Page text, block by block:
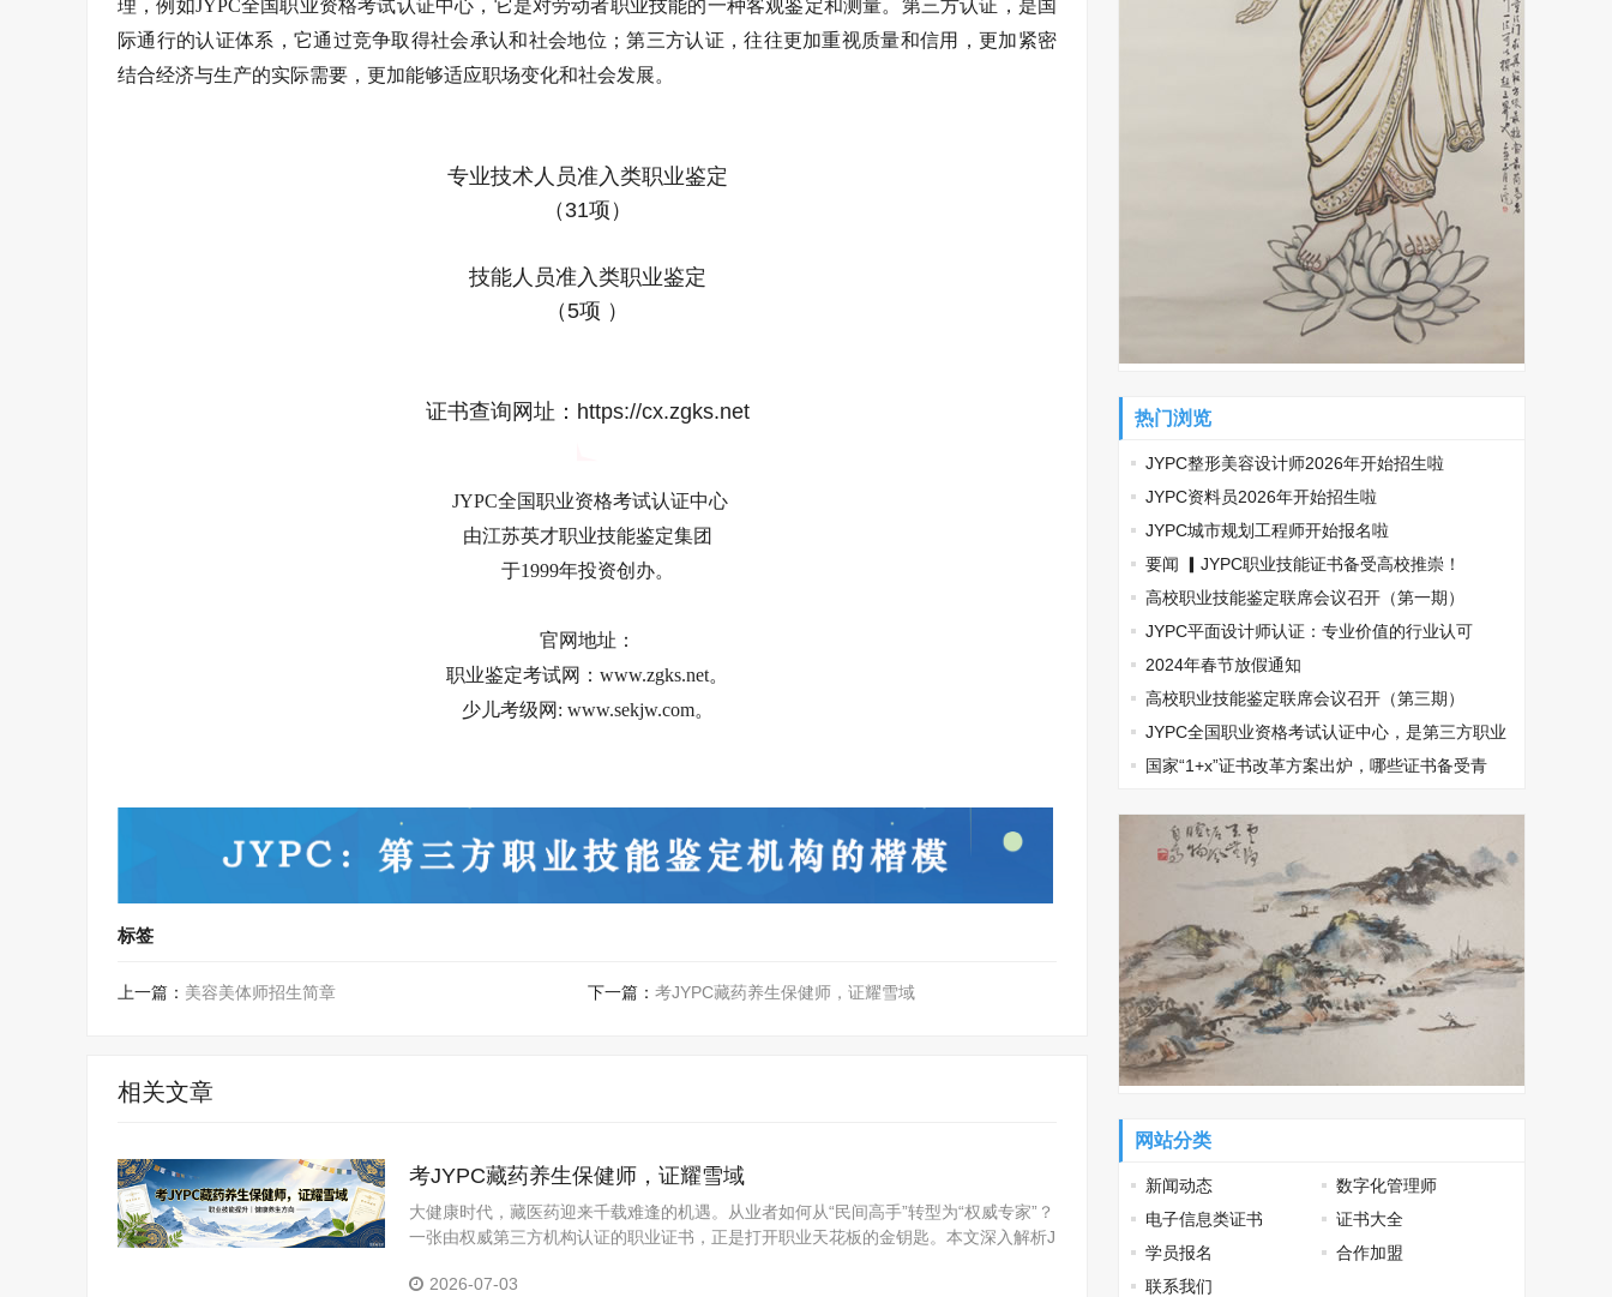
理，例如JYPC全国职业资格考试认证中心，它是对劳动者职业技能的一种客观鉴定和测量。第三方认证，是国
际通行的认证体系，它通过竞争取得社会承认和社会地位；第三方认证，往往更加重视质量和信用，更加紧密
结合经济与生产的实际需要，更加能够适应职场变化和社会发展。
专业技术人员准入类职业鉴定
（31项）
技能人员准入类职业鉴定
（5项 ）
证书查询网址：https://cx.zgks.net
JYPC全国职业资格考试认证中心
由江苏英才职业技能鉴定集团
于1999年投资创办。
官网地址：
职业鉴定考试网：www.zgks.net。
少儿考级网: www.sekjw.com。
标签
上一篇： 美容美体师招生简章 下一篇： 考JYPC藏药养生保健师，证耀雪域
相关文章
考JYPC藏药养生保健师，证耀雪域
大健康时代，藏医药迎来千载难逢的机遇。从业者如何从“民间高手”转型为“权威专家”？
一张由权威第三方机构认证的职业证书，正是打开职业天花板的金钥匙。本文深入解析J
2026-07-03
热门浏览
JYPC整形美容设计师2026年开始招生啦
JYPC资料员2026年开始招生啦
JYPC城市规划工程师开始报名啦
要闻 ▎JYPC职业技能证书备受高校推崇！
高校职业技能鉴定联席会议召开（第一期）
JYPC平面设计师认证：专业价值的行业认可
2024年春节放假通知
高校职业技能鉴定联席会议召开（第三期）
JYPC全国职业资格考试认证中心，是第三方职业
资格认证的典范
国家“1+x”证书改革方案出炉，哪些证书备受青
网站分类
新闻动态
数字化管理师
电子信息类证书
证书大全
学员报名
合作加盟
联系我们